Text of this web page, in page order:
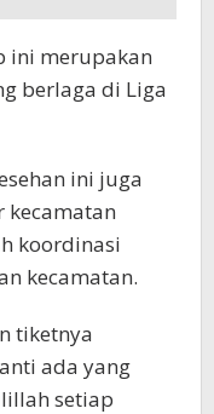
ini merupakan
berlaga di Liga
ini juga
koordinasi
kecamatan.
tiketnya
ada yang
setiap